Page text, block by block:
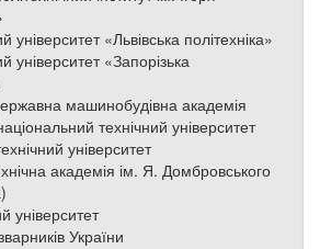
університет «Львівська політехніка»
університет «Запорізька
машинобудівна академія
технічний університет
університет
академія ім. Я. Домбровського
університет
України